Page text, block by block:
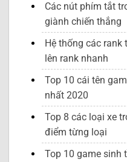
Các nút phím tắt
giành chiến thắng
Hệ thống các rank
lên rank nhanh
Top 10 cái tên
nhất 2020
Top 8 các loại xe
điểm từng loại
Top 10 game sinh